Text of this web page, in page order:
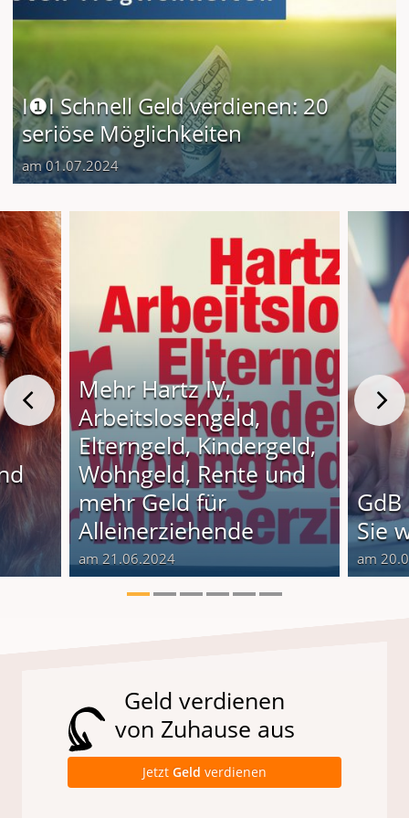
I❶I Schnell Geld verdienen: 20
seriöse Möglichkeiten
am 01.07.2024
Mehr Hartz IV,
Arbeitslosengeld,
Elterngeld, Kindergeld,
Wohngeld, Rente und
mehr Geld für
Alleinerziehende
am 21.06.2024
Sie
am
Geld verdienen
von Zuhause aus
Jetzt Geld verdienen